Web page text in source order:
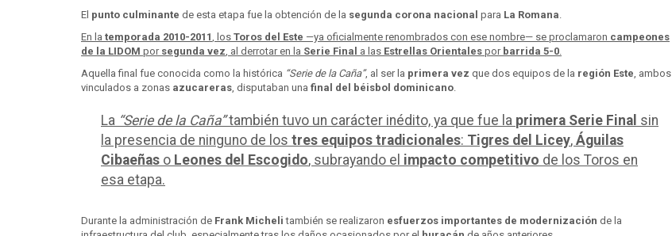
El punto culminante de esta etapa fue la obtención de la segunda corona nacional para La Romana
En la temporada 2010-2011 , los Toros del Este —ya oficialmente renombrados con ese nombre— se proclamaron campeones
de la LIDOM por segunda vez , al derrotar en la Serie Final a las Estrellas Orientales por barrida 5-0
Aquella final fue conocida como la histórica “Serie de la Caña”, al ser la primera vez que dos equipos de la región Este , ambos
vinculados a zonas azucareras , disputaban una final del béisbol dominicano
La “Serie de la Caña”también tuvo un carácter inédito, ya que fue la primera Serie Final sin
la presencia de ninguno de los tres equipos tradicionales: Tigres del Licey, Águilas
Cibaeñas o Leones del Escogido, subrayando el impacto competitivo de los Toros en
esa etapa.
Durante la administración de Frank Micheli también se realizaron esfuerzos importantes de modernización de la